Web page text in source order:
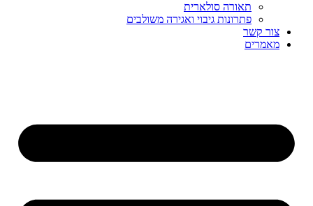
תאורה סולארית
פתרונות גיבוי ואגירה משולבים
צור קשר
מאמרים